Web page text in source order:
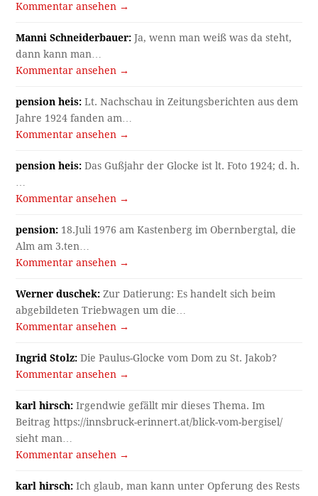
Kommentar ansehen →
Manni Schneiderbauer: Ja, wenn man weiß was da steht,
dann kann man…
Kommentar ansehen →
pension heis: Lt. Nachschau in Zeitungsberichten aus dem
Jahre 1924 fanden am…
Kommentar ansehen →
pension heis: Das Gußjahr der Glocke ist lt. Foto 1924; d. h.
…
Kommentar ansehen →
pension: 18.Juli 1976 am Kastenberg im Obernbergtal, die
Alm am 3.ten…
Kommentar ansehen →
Werner duschek: Zur Datierung: Es handelt sich beim
abgebildeten Triebwagen um die…
Kommentar ansehen →
Ingrid Stolz: Die Paulus-Glocke vom Dom zu St. Jakob?
Kommentar ansehen →
karl hirsch: Irgendwie gefällt mir dieses Thema. Im
Beitrag https://innsbruck-erinnert.at/blick-vom-bergisel/
sieht man…
Kommentar ansehen →
karl hirsch: Ich glaub, man kann unter Opferung des Rests